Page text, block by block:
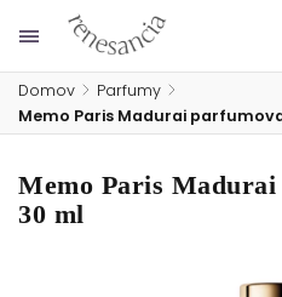
Domov / Parfumy /
Memo Paris Madurai
Memo Paris
30 ml